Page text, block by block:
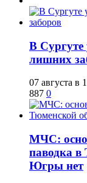
​В Сургуте
лишних
07 августа в
887 0
​МЧС:
паводка в
Югры нет